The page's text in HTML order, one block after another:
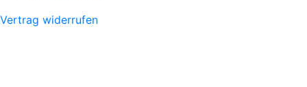
Vertrag widerrufen